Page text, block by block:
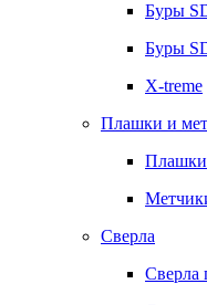
Буры
Буры
X-treme
Плашки и
Плашки
Сверла
Сверла